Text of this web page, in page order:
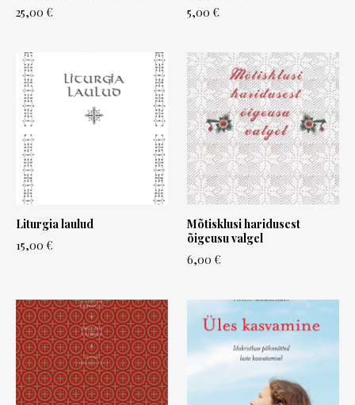
25,00 €
5,00 €
Liturgia laulud
15,00 €
Mõtisklusi haridusest
õigeusu valgel
6,00 €